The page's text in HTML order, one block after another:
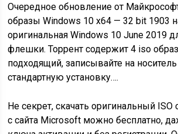
Очередное обновление от
образы Windows 10 x64 — 32 bit 1903
оригинальная Windows 10 June 2019
флешки. Торрент содержит 4 iso
подходящий, записывайте на
стандартную установку….
Не секрет, скачать оригинальный ISO
с сайта Microsoft можно бесплатно,